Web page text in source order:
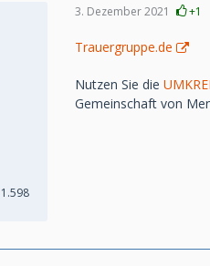
1.598
3. Dezember 2021 +1
Trauergruppe.de
Nutzen Sie die
Gemeinschaft von